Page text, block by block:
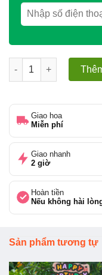
Hương Sắc Ngọt
Giao hoa
Miễn phí
Giao nhanh
2 giờ
Hoàn tiền
Nếu không hài
Sản phẩm tương tự